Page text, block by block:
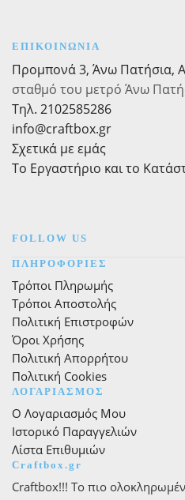
ποσότητα
ΕΠΙΚΟΙΝΩΝΙΑ
Προμπονά 3, Άνω Πατήσια,
σταθμό του μετρό Άνω
Τηλ. 2102585286
info@craftbox.gr
Σχετικά με εμάς
Το Εργαστήριο και το
FOLLOW US
ΠΛΗΡΟΦΟΡΙΕΣ
Τρόποι Πληρωμής
Τρόποι Αποστολής
Πολιτική Επιστροφών
Όροι Χρήσης
Πολιτική Απορρήτου
Πολιτική Cookies
ΛΟΓΑΡΙΑΣΜΟΣ
Ο Λογαριασμός Μου
Ιστορικό Παραγγελιών
Λίστα Επιθυμιών
Craftbox.gr
Craftbox!!! Το πιο